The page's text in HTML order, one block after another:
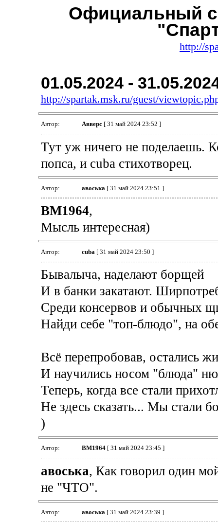
Официальный
http://
01.05.2024 -
http://spartak.msk.ru/guest/
Автор: Авверс[ 31 май 2024 23:52 ]
Тут уж ничего не поделаешь.
попса, и cuba стихотворец.
Автор: авоська [ 31 май 2024 23:51 ]
BM1964,
Мысль интересная)
Автор: cuba [ 31 май 2024 23:50 ]
Бывалыча, наделают борщей
И в банки закатают.
Среди консервов и обычных
Найди себе "топ-блюдо", на
Всё перепробовав, остались
И научились носом "блюда"
Теперь, когда все стали
Не здесь сказать... Мы стали
)
Автор: BM1964[ 31 май 2024 23:45 ]
авоська, Как говорил один
не "ЧТО".
Автор: авоська [ 31 май 2024 23:39 ]